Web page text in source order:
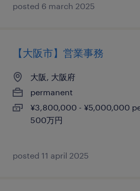
posted 6 march 2025
【大阪市】営業事務
大阪, 大阪府
permanent
¥3,800,000 - ¥5,000,000
500万円
posted 11 april 2025